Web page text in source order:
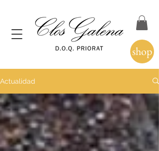
shop
Actualidad